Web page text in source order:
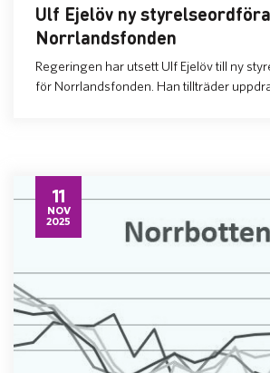
Ulf Ejelöv ny
Norrlandsfonden
Regeringen har utsett Ulf Ejelöv till ny
för Norrlandsfonden. Han tillträder
11
NOV
2025